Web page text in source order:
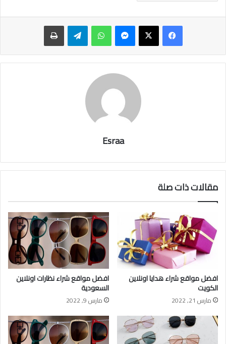
ماسنجر واتساب تيلقرام طباعة
Esraa
مقالات ذات صلة
افضل مواقع شراء هدايا اونلاين
الكويت
مارس 21, 2022
افضل مواقع شراء نظارات اونلاين
السعودية
مارس 9, 2022